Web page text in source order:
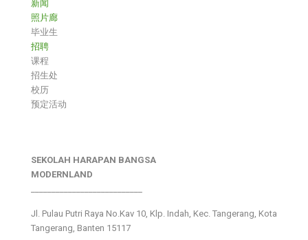
新闻
照片廊
毕业生
招聘
课程
招生处
校历
预定活动
SEKOLAH HARAPAN BANGSA
MODERNLAND
Jl. Pulau Putri Raya No.Kav 10, Klp. Indah, Kec. Tangerang, Kota
Tangerang, Banten 15117